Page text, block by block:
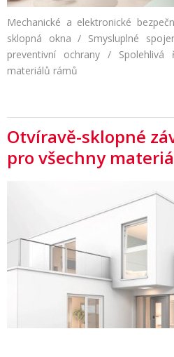
Mechanické a elektronické
sklopná okna / Smysluplné
preventivní ochrany /
materiálů rámů
Otvíravě-sklopné
pro všechny